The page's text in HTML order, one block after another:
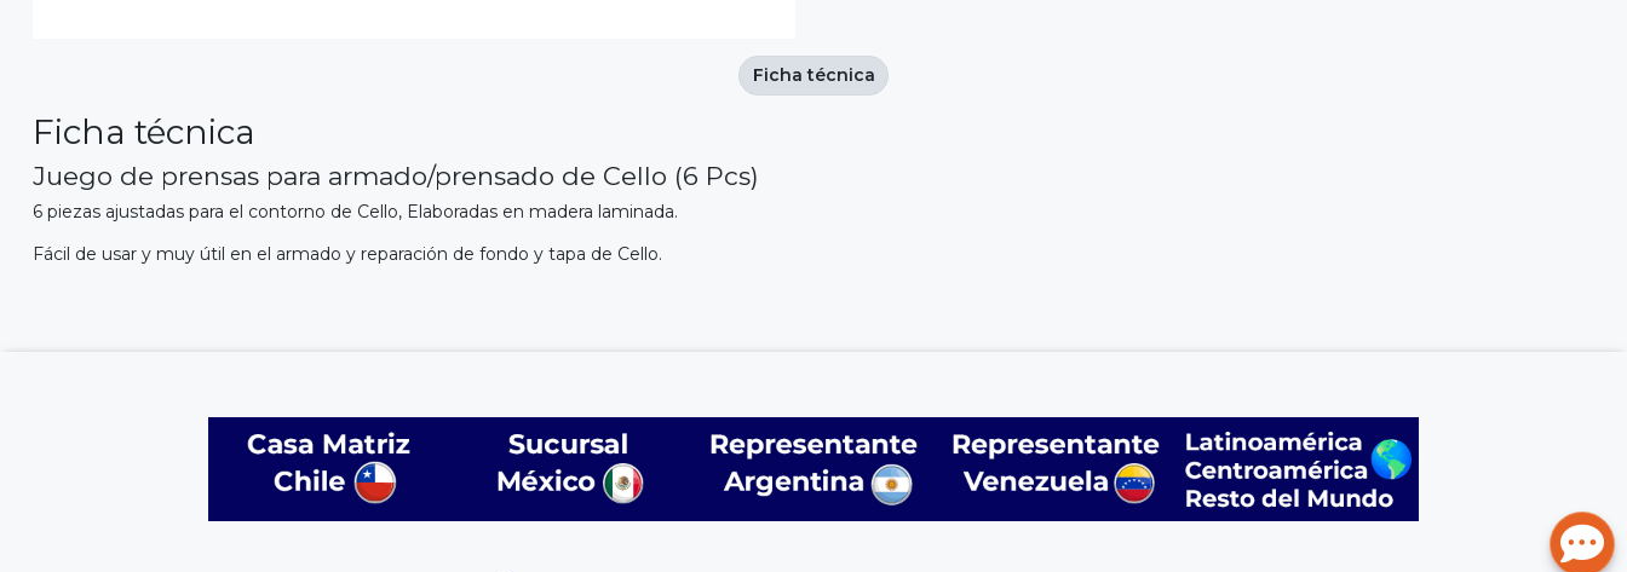
Ficha técnica
Juego de prensas para armado/prensado de Cello (6 Pcs)
6 piezas ajustadas para el contorno de Cello, Elaboradas en madera laminada.
Fácil de usar y muy útil en el armado y reparación de fondo y tapa de Cello.
Ficha técnica